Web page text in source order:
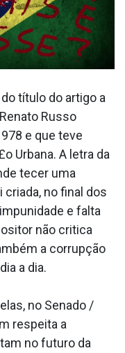
tí­tulo do artigo a
Russo
e que teve
Urbana. A letra da
tecer uma
no final dos
e falta
não critica
a corrupção
a dia.
no Senado /
respeita a
no futuro da